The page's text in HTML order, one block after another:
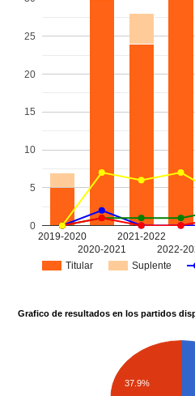
Titular Suplente
2019-2020
2020-2021
2021-2022
2022-
0
5
10
15
20
25
Grafico de resultados en los partidos
37.9%